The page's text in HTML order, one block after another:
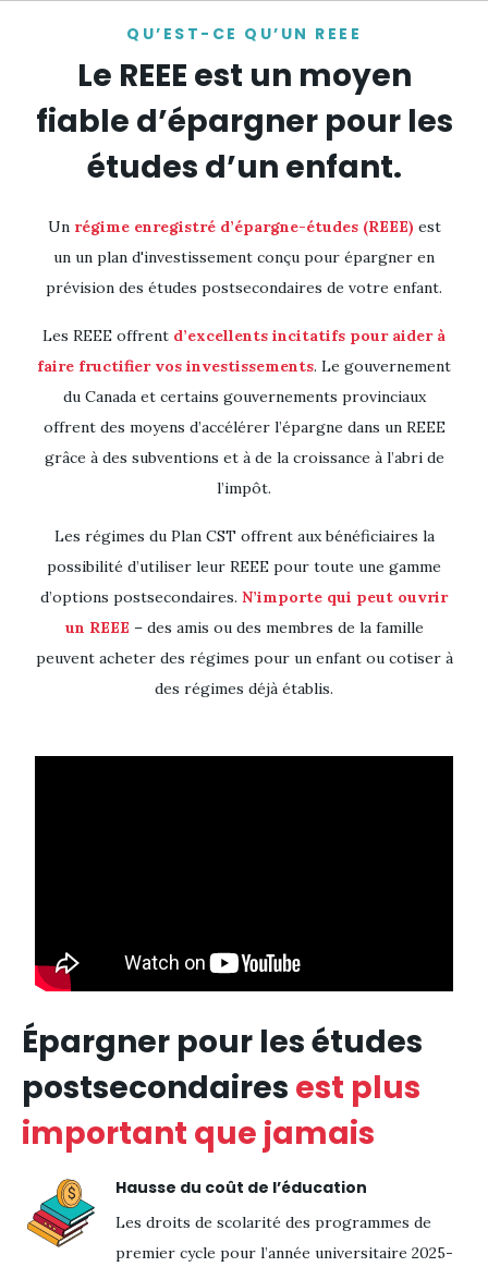
QU’EST-CE QU’UN REEE
Le REEE est un moyen
fiable d’épargner pour les
études d’un enfant.
Unrégime enregistré d’épargne-études (REEE) est
un un plan d'investissement conçu pour épargner en
prévision des études postsecondaires de votre enfant.
Les REEE offrent d’excellents incitatifs pour aider à
faire fructifier vos investissements. Le gouvernement
du Canada et certains gouvernements provinciaux
offrent des moyens d’accélérer l’épargne dans un REEE
grâce à des subventions et à de la croissance à l’abri de
l’impôt.
Les régimes du Plan CST offrent aux bénéficiaires la
possibilité d’utiliser leur REEE pour toute une gamme
d’options postsecondaires. N’importe qui peut ouvrir
un REEE – des amis ou des membres de la famille
peuvent acheter des régimes pour un enfant ou cotiser à
des régimes déjà établis.
Épargner pour les études
postsecondaires est plus
important que jamais
Hausse du coût de l’éducation
Les droits de scolarité des programmes de
premier cycle pour l’année universitaire 2025-